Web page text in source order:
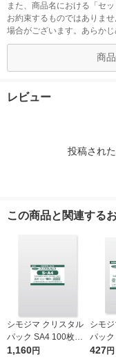
また、商品名における「セ
お約束するものではありま
場合がございます。あらかじ
商
レビュー
投稿され
この商品と関連する
シモジマ クリスタル
パック SA4 100枚入 6
739200 1袋(100枚入)
1,160円
シモ
パック
枚入
427円